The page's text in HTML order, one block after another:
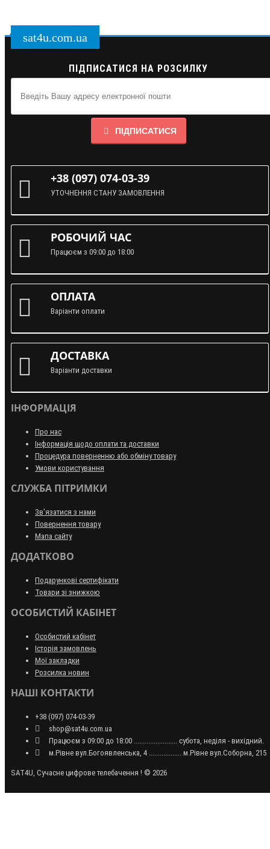
sat4u.com.ua
ПІДПИСАТИСЯ НА РОЗСИЛКУ
ПІДПИСАТИСЯ
+38 (097) 074-03-39
УТОЧНЕННЯ СТАНУ ЗАМОВЛЕННЯ
РОБОЧИЙ ЧАС
Працюєм з 09:00 до 18:00
ОПЛАТА
Варіанти оплати
ДОСТАВКА
Варіанти доставки
ІНФОРМАЦІЯ
Про нас
Інформація щодо оплати та доставки
Процедура поверненню або обміну товару
Умови користування
СЛУЖБА ПІТРИМКИ
Зв’язатися з нами
Повернення товару
Мапа сайту
ДОДАТКОВО
Подарункові сертифікати
Товари зі знижкою
ОСОБИСТИЙ КАБІНЕТ
Особистий кабінет
Історія замовлень
Мої закладки
Розсилка новин
НАШІ КОНТАКТИ
+38 (097) 074-03-39
shop@sat4u.com.ua
Працюєм з 09:00 до 18:00 ........................ субота, неділя - вихідний.
м.Рівне вул.Богоявленська, 4 .................. м.Рівне вул.Соборна, 215
SAT4U, Сучасне цифрове телебачення ! © 2026